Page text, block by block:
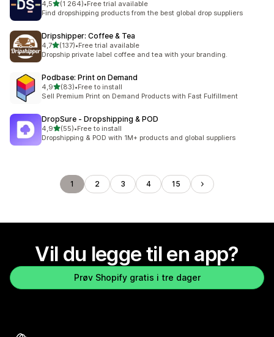
4,5av 5 stjerner
(1 264)
Totalt 1264 omtaler
•Free trial available
Find dropshipping products from the best global drop suppliers
Dripshipper: Coffee & Tea
4,7av 5 stjerner
(137)
Totalt 137 omtaler
•Free trial available
Dropship private label coffee and tea with your branding.
Podbase: Print on Demand
4,9av 5 stjerner
(83)
Totalt 83 omtaler
•Free to install
Sell Premium Print on Demand Products with Fast Fulfillment
DropSure ‑ Dropshipping & POD
4,9av 5 stjerner
(55)
Totalt 55 omtaler
•Free to install
Dropshipping & POD with 1M+ products and global suppliers
1 2 3 4 15
Vil du legge til en app?
Prøv Shopify gratis i tre dager